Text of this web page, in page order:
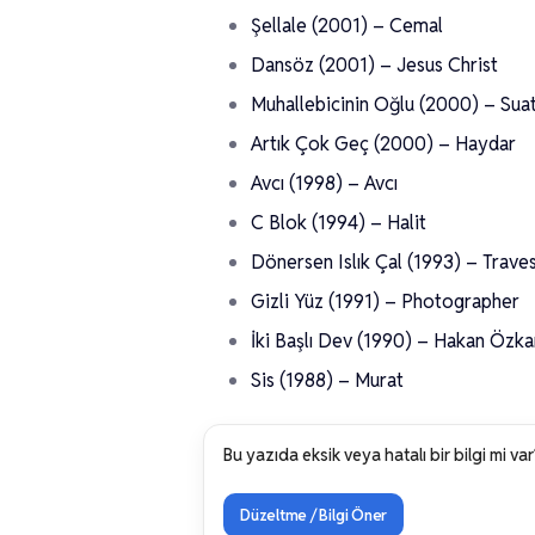
Şellale (2001) – Cemal
Dansöz (2001) – Jesus Christ
Muhallebicinin Oğlu (2000) –
Artık Çok Geç (2000) – Haydar
Avcı (1998) – Avcı
C Blok (1994) – Halit
Dönersen Islık Çal (1993) –
Gizli Yüz (1991) – Photographer
İki Başlı Dev (1990) – Hakan
Sis (1988) – Murat
Bu yazıda eksik veya hatalı bir bilgi mi
Düzeltme / Bilgi Öner